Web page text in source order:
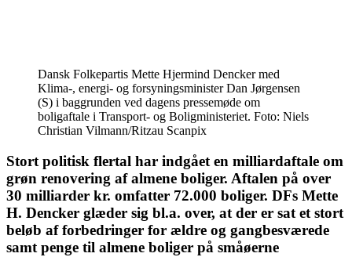
Dansk Folkepartis Mette Hjermind Dencker med
Klima-, energi- og forsyningsminister Dan Jørgensen
(S) i baggrunden ved dagens pressemøde om
boligaftale i Transport- og Boligministeriet. Foto: Niels
Christian Vilmann/Ritzau Scanpix
Stort politisk flertal har indgået en milliardaftale om
grøn renovering af almene boliger. Aftalen på over
30 milliarder kr. omfatter 72.000 boliger. DFs Mette
H. Dencker glæder sig bl.a. over, at der er sat et stort
beløb af forbedringer for ældre og gangbesværede
samt penge til almene boliger på småøerne